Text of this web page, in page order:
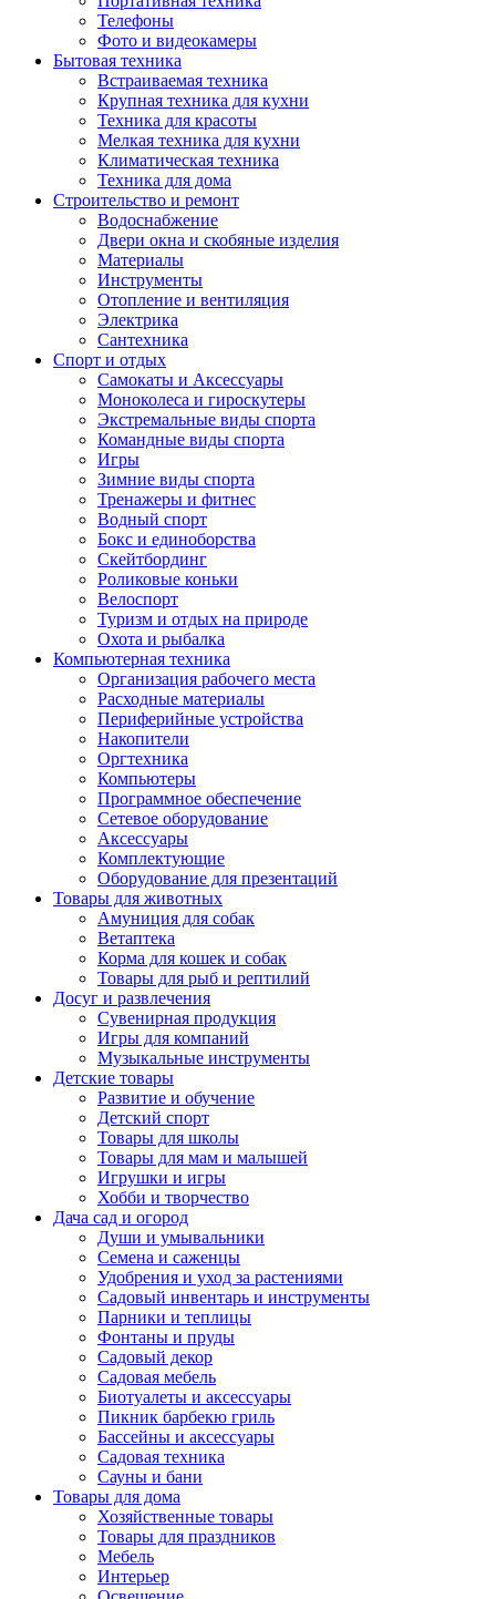
Телефоны
Фото и видеокамеры
Бытовая техника
Встраиваемая техника
Крупная техника для кухни
Техника для красоты
Мелкая техника для кухни
Климатическая техника
Техника для дома
Строительство и ремонт
Водоснабжение
Двери окна и скобяные изделия
Материалы
Инструменты
Отопление и вентиляция
Электрика
Сантехника
Спорт и отдых
Самокаты и Аксессуары
Моноколеса и гироскутеры
Экстремальные виды спорта
Командные виды спорта
Игры
Зимние виды спорта
Тренажеры и фитнес
Водный спорт
Бокс и единоборства
Скейтбординг
Роликовые коньки
Велоспорт
Туризм и отдых на природе
Охота и рыбалка
Компьютерная техника
Организация рабочего места
Расходные материалы
Периферийные устройства
Накопители
Оргтехника
Компьютеры
Программное обеспечение
Сетевое оборудование
Аксессуары
Комплектующие
Оборудование для презентаций
Товары для животных
Амуниция для собак
Ветаптека
Корма для кошек и собак
Товары для рыб и рептилий
Досуг и развлечения
Сувенирная продукция
Игры для компаний
Музыкальные инструменты
Детские товары
Развитие и обучение
Детский спорт
Товары для школы
Товары для мам и малышей
Игрушки и игры
Хобби и творчество
Дача сад и огород
Души и умывальники
Семена и саженцы
Удобрения и уход за растениями
Садовый инвентарь и инструменты
Парники и теплицы
Фонтаны и пруды
Садовый декор
Садовая мебель
Биотуалеты и аксессуары
Пикник барбекю гриль
Бассейны и аксессуары
Садовая техника
Сауны и бани
Товары для дома
Хозяйственные товары
Товары для праздников
Мебель
Интерьер